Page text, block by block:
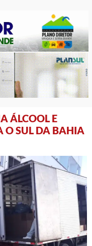
ÁLCOOL E
O SUL DA BAHIA